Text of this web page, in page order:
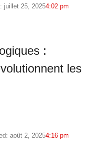
juillet 25, 20254:02 pm
:
les
août 2, 20254:16 pm